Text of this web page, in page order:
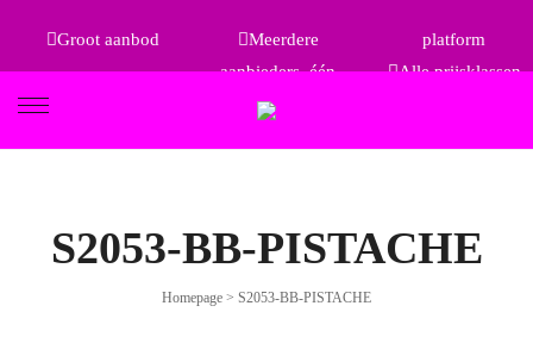
Groot aanbod
Meerdere
aanbieders, één
platform
Alle prijsklassen
S2053-BB-PISTACHE
Homepage > S2053-BB-PISTACHE